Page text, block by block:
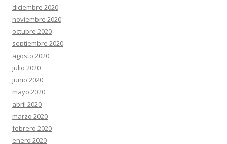
diciembre 2020
noviembre 2020
octubre 2020
septiembre 2020
agosto 2020
julio 2020
junio 2020
mayo 2020
abril 2020
marzo 2020
febrero 2020
enero 2020